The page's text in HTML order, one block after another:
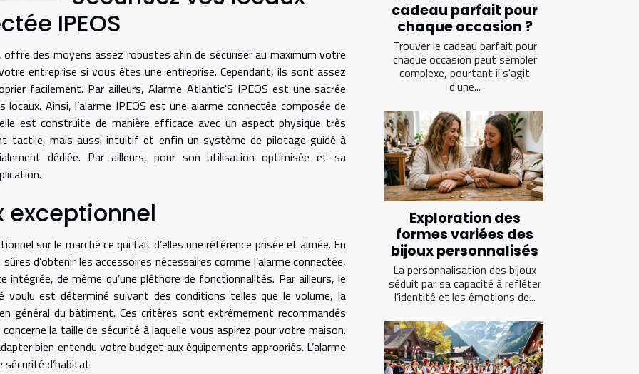
IPEOS
des moyens assez robustes afin de sécuriser au maximum votre
entreprise si vous êtes une entreprise. Cependant, ils sont assez
facilement. Par ailleurs,Alarme Atlantic'S IPEOS est une sacrée
Ainsi, l’alarme IPEOS est une alarme connectée composée de
est construite de manière efficace avec un aspect physique très
tactile, mais aussi intuitif et enfin un système de pilotage guidé à
dédiée. Par ailleurs, pour son utilisation optimisée et sa
exceptionnel
sur le marché ce qui fait d’elles une référence prisée et aimée. En
d’obtenir les accessoires nécessaires comme l’alarme connectée,
de même qu’une pléthore de fonctionnalités. Par ailleurs, le
voulu est déterminé suivant des conditions telles que le volume, la
général du bâtiment. Ces critères sont extrêmement recommandés
la taille de sécurité à laquelle vous aspirez pour votre maison.
bien entendu votre budget aux équipements appropriés. L’alarme
d’habitat.
cadeau parfait pour
chaque occasion ?
Trouver le cadeau parfait pour
chaque occasion peut sembler
complexe, pourtant il s'agit
d'une...
Exploration des
formes variées des
bijoux personnalisés
La personnalisation des bijoux
séduit par sa capacité à refléter
l’identité et les émotions de...